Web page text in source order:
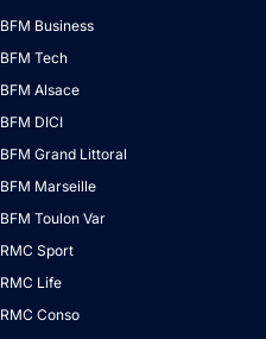
BFM Business
BFM Tech
BFM Alsace
BFM DICI
BFM Grand Littoral
BFM Marseille
BFM Toulon Var
RMC Sport
RMC Life
RMC Conso